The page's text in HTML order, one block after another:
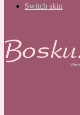
Switch skin